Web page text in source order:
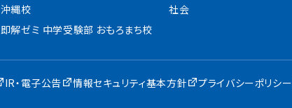
沖縄校
即解ゼミ 中学受験部 おもろまち校
社会
IR・電子公告 情報セキュリティ基本方針 プライバシーポリシー